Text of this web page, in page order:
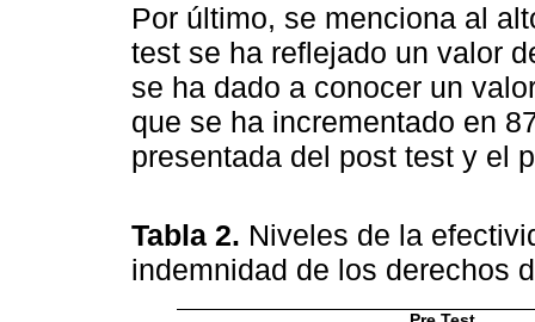
Por último, se menciona al
test se ha reflejado un valor
se ha dado a conocer un
que se ha incrementado en
presentada del post test y el
Tabla 2. Niveles de la
indemnidad de los derechos